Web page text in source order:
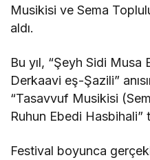
Musikisi ve Sema
aldı.
Bu yıl, “Şeyh Sidi
Derkaavi eş-Şazili”
“Tasavvuf Musikisi
Ruhun Ebedi Hasbihali”
Festival boyunca